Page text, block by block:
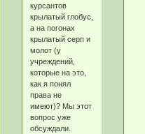
курсантов
крылатый глобус,
а на погонах
крылатый серп и
молот (у
учреждений,
которые на это,
как я понял
права не
имеют)? Мы этот
вопрос уже
обсуждали.